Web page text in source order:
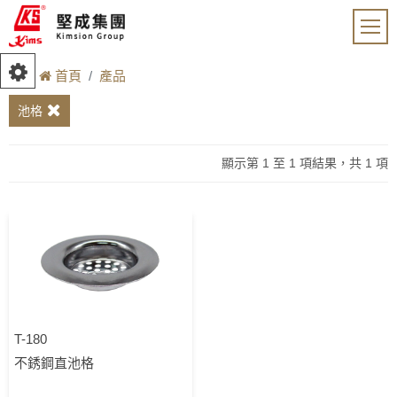
首頁 產品
池格
顯示第 1 至 1 項結果，共 1 項
T-180
不銹鋼直池格